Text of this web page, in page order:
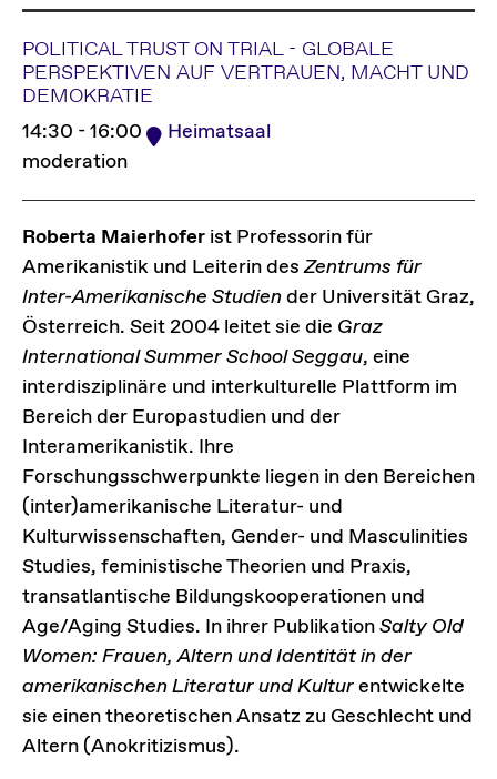
POLITICAL TRUST ON TRIAL - GLOBALE
PERSPEKTIVEN AUF VERTRAUEN, MACHT UND
DEMOKRATIE
14:30 - 16:00
Heimatsaal
moderation
Roberta Maierhofer ist Professorin für
Amerikanistik und Leiterin desZentrums für
Inter-Amerikanische Studiender Universität Graz,
Österreich. Seit 2004 leitet sie die Graz
International Summer School Seggau, eine
interdisziplinäre und interkulturelle Plattform im
Bereich der Europastudien und der
Interamerikanistik. Ihre
Forschungsschwerpunkte liegen in den Bereichen
(inter)amerikanische Literatur- und
Kulturwissenschaften, Gender- und Masculinities
Studies, feministische Theorien und Praxis,
transatlantische Bildungskooperationen und
Age/Aging Studies. In ihrer PublikationSalty Old
Women: Frauen, Altern und Identität in der
amerikanischen Literatur und Kulturentwickelte
sie einen theoretischen Ansatz zu Geschlecht und
Altern (Anokritizismus).